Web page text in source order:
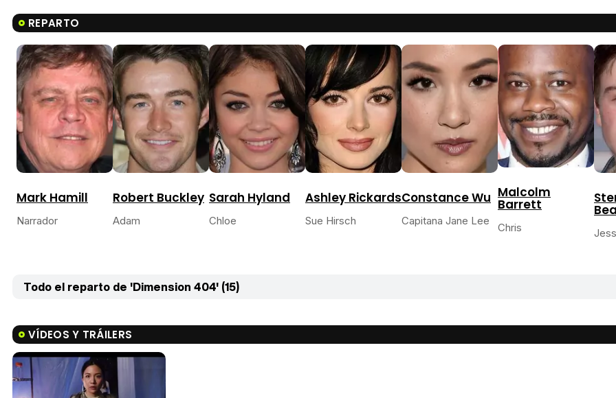
REPARTO
Mark Hamill
Narrador
Robert Buckley
Adam
Sarah Hyland
Chloe
Ashley Rickards
Sue Hirsch
Constance Wu
Capitana Jane Lee
Malcolm
Barrett
Chris Jess
Todo el reparto de 'Dimension 404' (15)
VÍDEOS Y TRÁILERS